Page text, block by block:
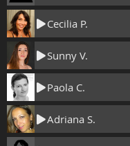
Cecilia P.
Sunny V.
Paola C.
Adriana S.